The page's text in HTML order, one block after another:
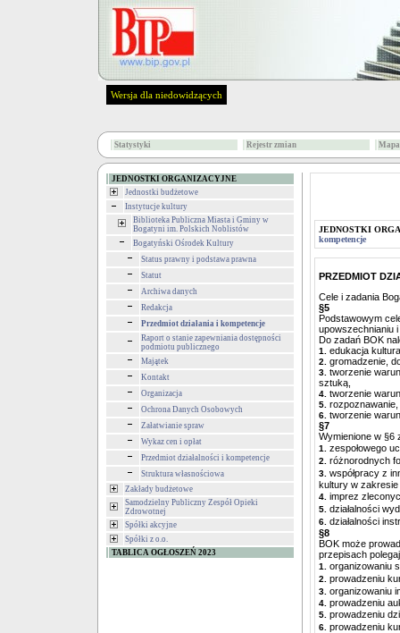
Wersja dla niedowidzących
Statystyki Rejestr zmian
JEDNOSTKI ORGANIZACYJNE
Jednostki budżetowe
Instytucje kultury
Biblioteka Publiczna Miasta i Gminy w
Bogatyni im. Polskich Noblistów
Bogatyński Ośrodek Kultury
Status prawny i podstawa prawna
Statut
Archiwa danych
Redakcja
Przedmiot działania i kompetencje
Raport o stanie zapewniania dostępności
podmiotu publicznego
Majątek
Kontakt
Organizacja
Ochrona Danych Osobowych
Załatwianie spraw
Wykaz cen i opłat
Przedmiot działalności i kompetencje
Struktura własnościowa
Zakłady budżetowe
Samodzielny Publiczny Zespół Opieki
Zdrowotnej
Spółki akcyjne
Spółki z o.o.
TABLICA OGŁOSZEŃ 2023
JEDNOSTKI
kompetencje
PRZEDMIOT
Cele i zadania
§5
Podstawowym
upowszechnianiu
Do zadań BOK
1. edukacja
2. gromadzenie,
3. tworzenie
sztuką,
4. tworzenie
5.
6. tworzenie
§7
Wymienione w §6
1. zespołowego
2. różnorodnych
3. współpracy z
kultury w zakresie
4. imprez
5. działalności
6. działalności
§8
BOK może
przepisach
1. organizowaniu
2. prowadzeniu
3. organizowaniu
4. prowadzeniu
5. prowadzeniu
6. prowadzeniu